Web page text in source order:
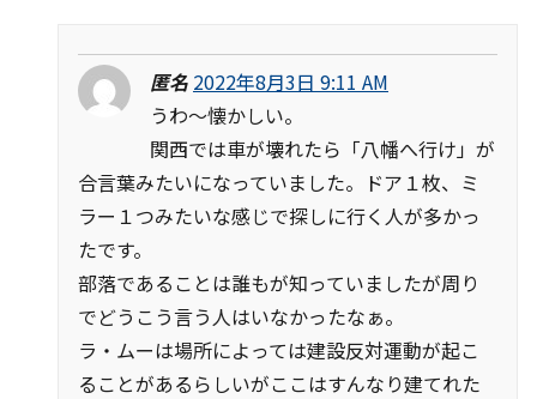
匿名 2022年8月3日 9:11 AM
うわ〜懐かしい。
関西では車が壊れたら「八幡へ行け」が
合言葉みたいになっていました。ドア１枚、ミ
ラー１つみたいな感じで探しに行く人が多かっ
たです。
部落であることは誰もが知っていましたが周り
でどうこう言う人はいなかったなぁ。
ラ・ムーは場所によっては建設反対運動が起こ
ることがあるらしいがここはすんなり建てれた